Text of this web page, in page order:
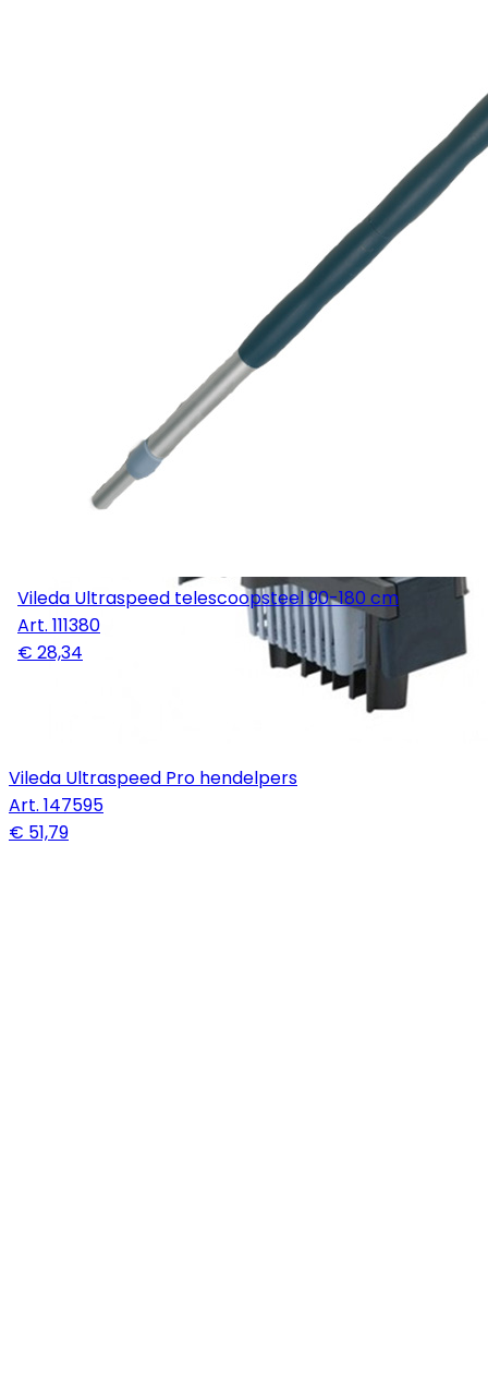
Vileda Ultraspeed telescoopsteel 90-180 cm
Art. 111380
€ 28,34
Vileda Ultraspeed Pro hendelpers
Art. 147595
€ 51,79